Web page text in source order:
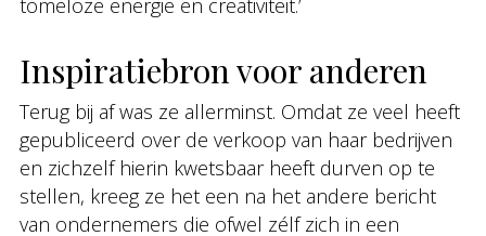
tomeloze energie en creativiteit.’
Inspiratiebron voor anderen
Terug bij af was ze allerminst. Omdat ze veel heeft
gepubliceerd over de verkoop van haar bedrijven
en zichzelf hierin kwetsbaar heeft durven op te
stellen, kreeg ze het een na het andere bericht
van ondernemers die ofwel zélf zich in een